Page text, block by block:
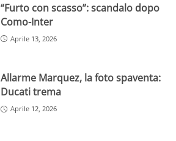
“Furto con scasso”: scandalo dopo
Como-Inter
Aprile 13, 2026
Allarme Marquez, la foto spaventa:
Ducati trema
Aprile 12, 2026